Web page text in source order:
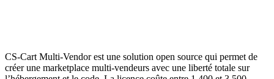
CS-Cart Multi-Vendor est une solution open source qui permet de
créer une marketplace multi-vendeurs avec une liberté totale sur